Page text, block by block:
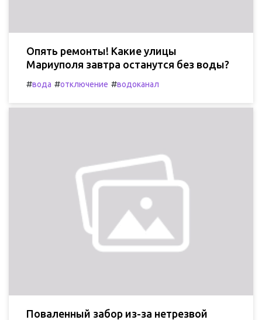
Опять ремонты! Какие улицы
Мариуполя завтра останутся без воды?
#вода #отключение #водоканал
Поваленный забор из-за нетрезвой